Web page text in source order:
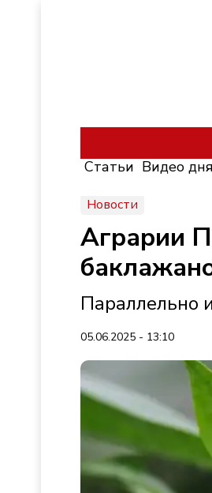
Статьи Видео дня
Новости
Аграрии
Параллельно
05.06.2025 - 13:10